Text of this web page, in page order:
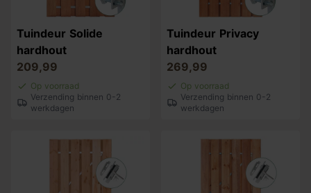
Tuindeur Solide
hardhout
209,99
Op voorraad
Verzending binnen 0-2
werkdagen
Tuindeur Privacy
hardhout
269,99
Op voorraad
Verzending binnen 0-2
werkdagen